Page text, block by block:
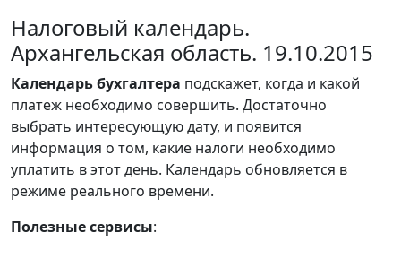
Налоговый календарь.
Архангельская область. 19.10.2015
Календарьбухгалтера подскажет, когда и какой
платеж необходимо совершить. Достаточно
выбрать интересующую дату, и появится
информация о том, какие налоги необходимо
уплатить в этот день. Календарь обновляется в
режиме реального времени.
Полезные сервисы: